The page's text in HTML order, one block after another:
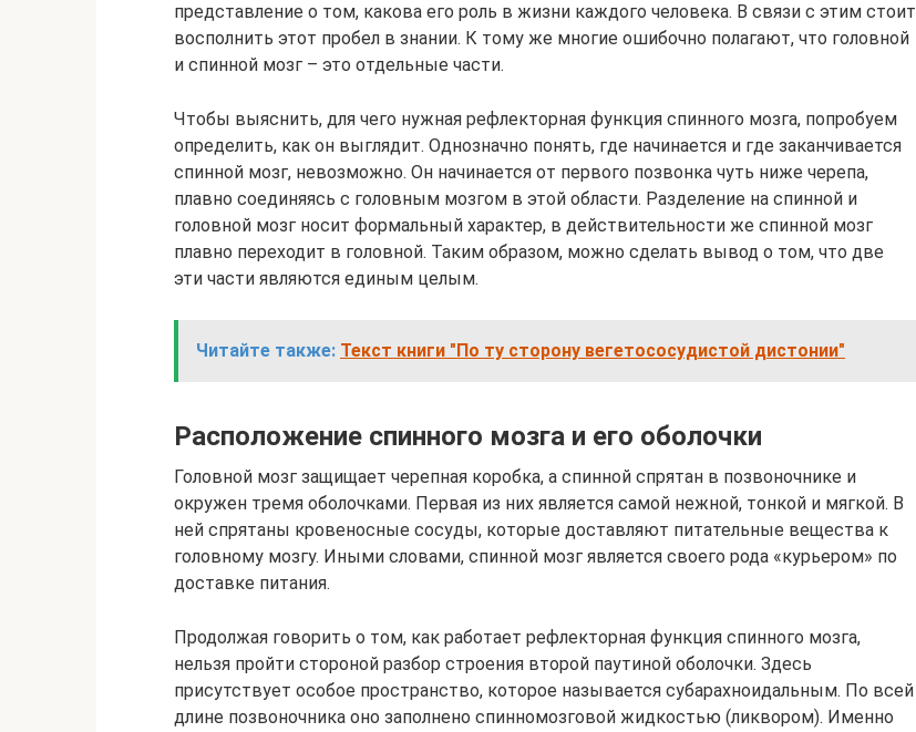
представление о том, какова его роль в жизни каждого человека. В связи с этим стоит
восполнить этот пробел в знании. К тому же многие ошибочно полагают, что головной
и спинной мозг – это отдельные части.
Чтобы выяснить, для чего нужная рефлекторная функция спинного мозга, попробуем
определить, как он выглядит. Однозначно понять, где начинается и где заканчивается
спинной мозг, невозможно. Он начинается от первого позвонка чуть ниже черепа,
плавно соединяясь с головным мозгом в этой области. Разделение на спинной и
головной мозг носит формальный характер, в действительности же спинной мозг
плавно переходит в головной. Таким образом, можно сделать вывод о том, что две
эти части являются единым целым.
Читайте также: Текст книги "По ту сторону вегетососудистой дистонии"
Расположение спинного мозга и его оболочки
Головной мозг защищает черепная коробка, а спинной спрятан в позвоночнике и
окружен тремя оболочками. Первая из них является самой нежной, тонкой и мягкой. В
ней спрятаны кровеносные сосуды, которые доставляют питательные вещества к
головному мозгу. Иными словами, спинной мозг является своего рода «курьером» по
доставке питания.
Продолжая говорить о том, как работает рефлекторная функция спинного мозга,
нельзя пройти стороной разбор строения второй паутиной оболочки. Здесь
присутствует особое пространство, которое называется субарахноидальным. По всей
длине позвоночника оно заполнено спинномозговой жидкостью (ликвором). Именно